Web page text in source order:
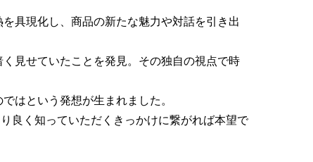
具現化し、商品の新たな魅力や対話を引き出
見せていたことを発見。その独自の視点で時
はという発想が生まれました。
良く知っていただくきっかけに繋がれば本望で